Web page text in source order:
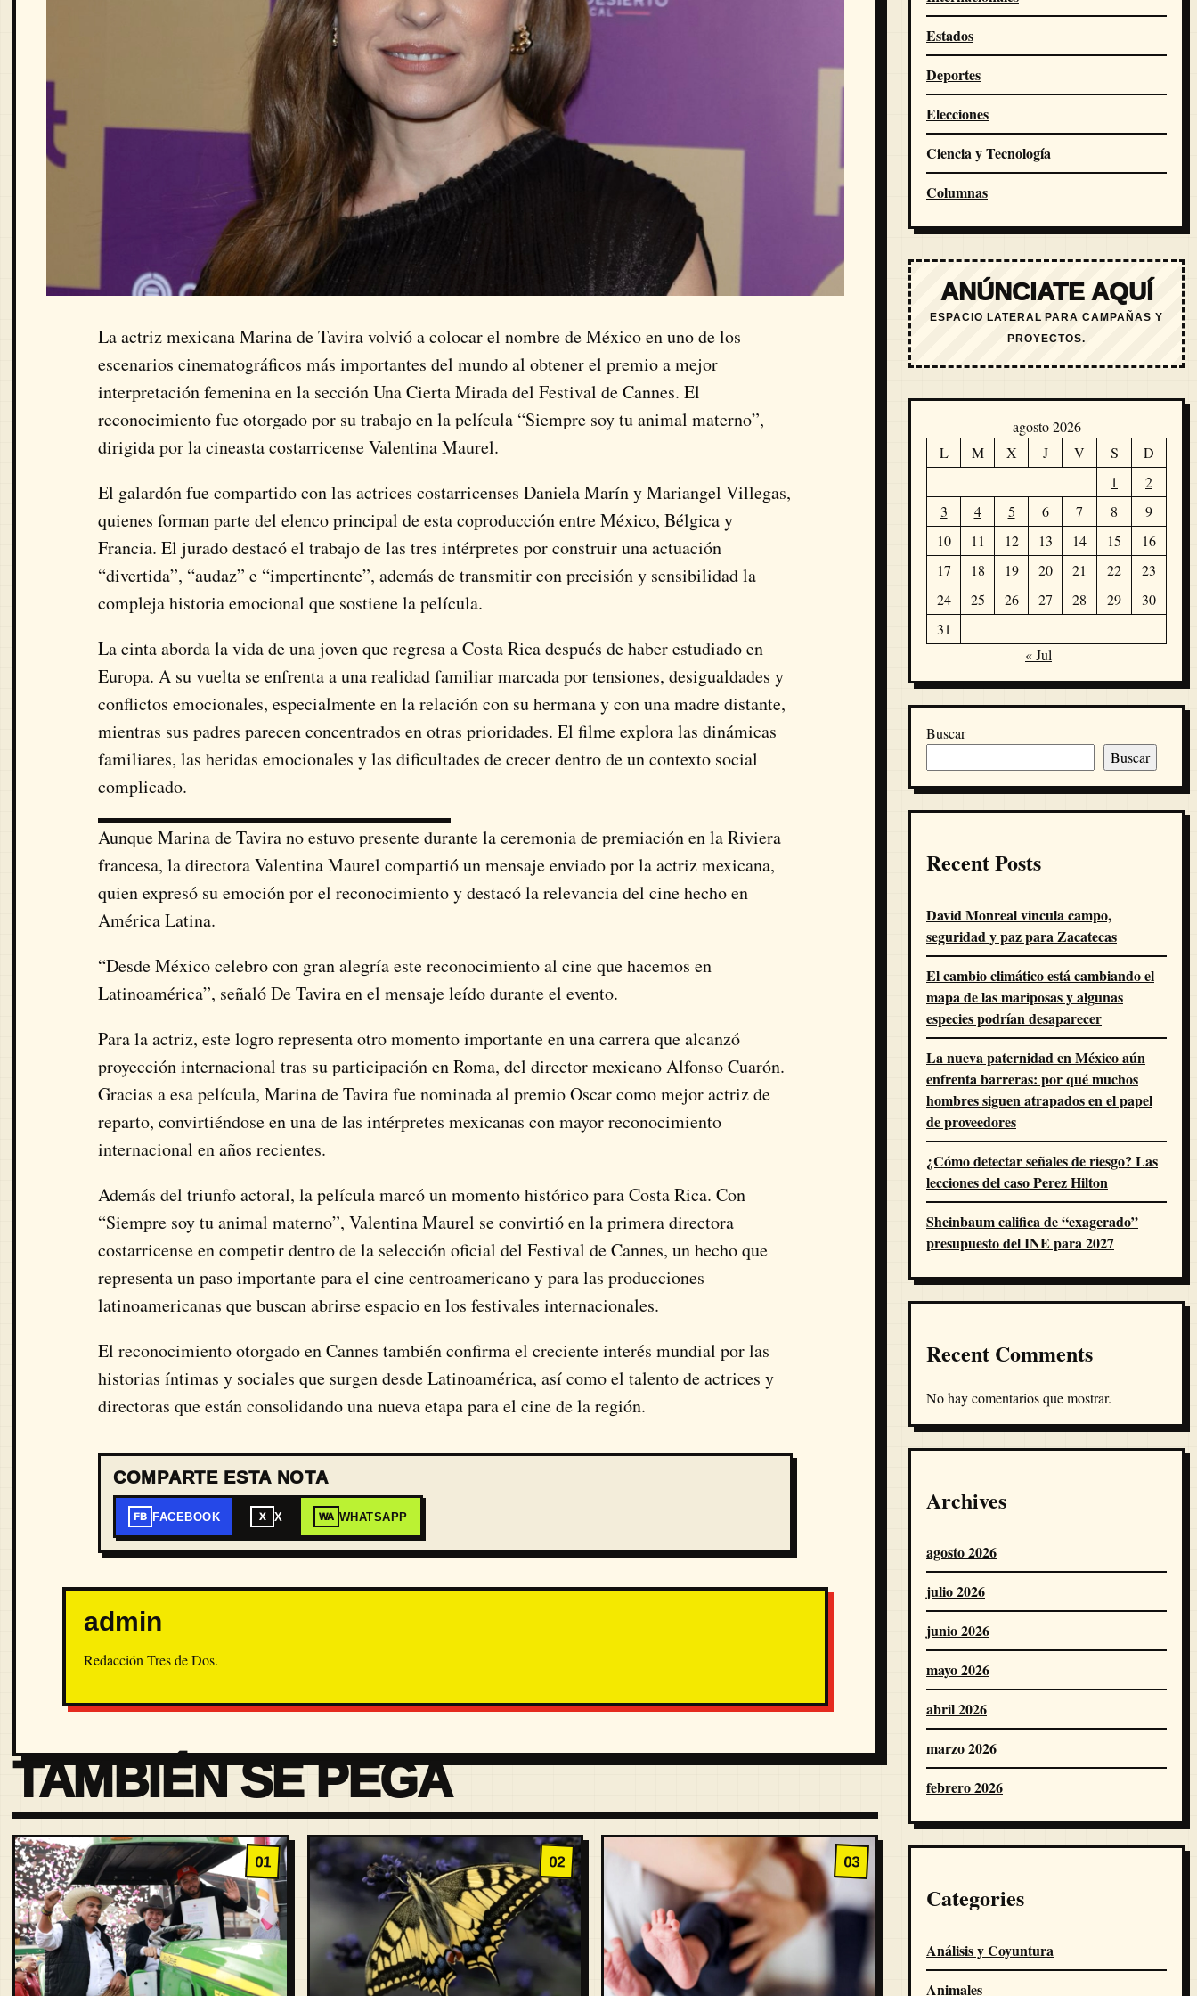
La actriz mexicanaMarina de Taviravolvió a colocar el nombre de México en uno de los
escenarios cinematográficos más importantes del mundo al obtener el premio a mejor
interpretación femenina en la sección Una Cierta Mirada del Festival de Cannes. El
reconocimiento fue otorgado por su trabajo en la película “Siempre soy tu animal materno”,
dirigida por la cineasta costarricenseValentina Maurel.
El galardón fue compartido con las actrices costarricenses Daniela MarínyMariangel Villegas,
quienes forman parte del elenco principal de esta coproducción entre México, Bélgica y
Francia. El jurado destacó el trabajo de las tres intérpretes por construir una actuación
“divertida”, “audaz” e “impertinente”, además de transmitir con precisión y sensibilidad la
compleja historia emocional que sostiene la película.
La cinta aborda la vida de una joven que regresa a Costa Rica después de haber estudiado en
Europa. A su vuelta se enfrenta a una realidad familiar marcada por tensiones, desigualdades y
conflictos emocionales, especialmente en la relación con su hermana y con una madre distante,
mientras sus padres parecen concentrados en otras prioridades. El filme explora las dinámicas
familiares, las heridas emocionales y las dificultades de crecer dentro de un contexto social
complicado.
Aunque Marina de Tavira no estuvo presente durante la ceremonia de premiación en la Riviera
francesa, la directora Valentina Maurel compartió un mensaje enviado por la actriz mexicana,
quien expresó su emoción por el reconocimiento y destacó la relevancia del cine hecho en
América Latina.
“Desde México celebro con gran alegría este reconocimiento al cine que hacemos en
Latinoamérica”, señaló De Tavira en el mensaje leído durante el evento.
Para la actriz, este logro representa otro momento importante en una carrera que alcanzó
proyección internacional tras su participación enRoma, del director mexicanoAlfonso Cuarón.
Gracias a esa película, Marina de Tavira fue nominada al premio Oscar como mejor actriz de
reparto, convirtiéndose en una de las intérpretes mexicanas con mayor reconocimiento
internacional en años recientes.
Además del triunfo actoral, la película marcó un momento histórico para Costa Rica. Con
“Siempre soy tu animal materno”, Valentina Maurel se convirtió en la primera directora
costarricense en competir dentro de la selección oficial del Festival de Cannes, un hecho que
representa un paso importante para el cine centroamericano y para las producciones
latinoamericanas que buscan abrirse espacio en los festivales internacionales.
El reconocimiento otorgado en Cannes también confirma el creciente interés mundial por las
historias íntimas y sociales que surgen desde Latinoamérica, así como el talento de actrices y
directoras que están consolidando una nueva etapa para el cine de la región.
COMPARTE ESTA NOTA
FB FACEBOOK X X WA WHATSAPP
admin
Redacción Tres de Dos.
TAMBIÉN SE PEGA
01 02 03
Estados
Deportes
Elecciones
Ciencia y Tecnología
Columnas
ANÚNCIATE AQUÍ
ESPACIO LATERAL PARA CAMPAÑAS Y
PROYECTOS.
agosto 2026
L
M X J V S
D
1
2
3
4 5 6 7 8
9
10
11 12 13 14 15
16
17
18 19 20 21 22
23
24
25 26 27 28 29
30
31
« Jul
Buscar
Buscar
Recent Posts
David Monreal vincula campo,
seguridad y paz para Zacatecas
El cambio climático está cambiando el
mapa de las mariposas y algunas
especies podrían desaparecer
La nueva paternidad en México aún
enfrenta barreras: por qué muchos
hombres siguen atrapados en el papel
de proveedores
¿Cómo detectar señales de riesgo? Las
lecciones del caso Perez Hilton
Sheinbaum califica de “exagerado”
presupuesto del INE para 2027
Recent Comments
No hay comentarios que mostrar.
Archives
agosto 2026
julio 2026
junio 2026
mayo 2026
abril 2026
marzo 2026
febrero 2026
Categories
Análisis y Coyuntura
Animales